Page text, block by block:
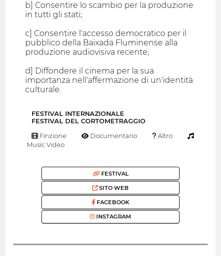
b] Consentire lo scambio per la produzione
in tutti gli stati;
c] Consentire l'accesso democratico per il
pubblico della Baixada Fluminense alla
produzione audiovisiva recente;
d] Diffondere il cinema per la sua
importanza nell'affermazione di un'identità
culturale.
FESTIVAL INTERNAZIONALE
FESTIVAL DEL CORTOMETRAGGIO
Finzione Documentario
Altro
Music Video
FESTIVAL
SITO WEB
FACEBOOK
INSTAGRAM